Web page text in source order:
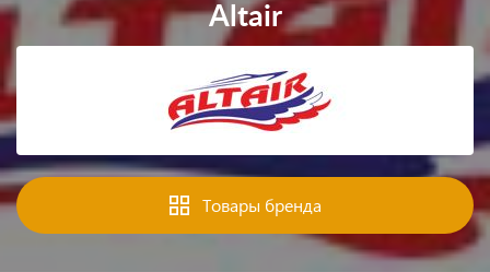
Altair
Товары бренда